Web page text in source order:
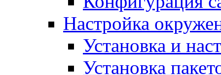
Настройка
Установка и
Установка